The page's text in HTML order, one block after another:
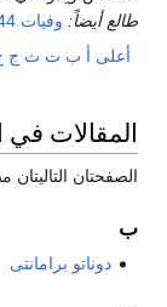
طالع أيضاً: وفيات 1444
أعلى أ ب ت ث ج
المقالات في
الصفحتان التاليتان
ب
دوناتو برامانتى